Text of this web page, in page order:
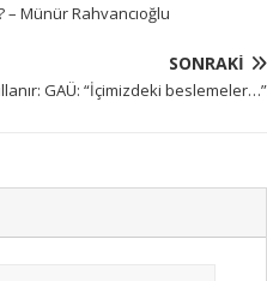
– Münür Rahvancıoğlu
SONRAKI
GAÜ: “İçimizdeki beslemeler…”